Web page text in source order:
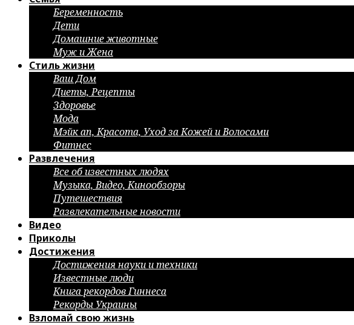
Беременность
Дети
Домашние животные
Муж и Жена
Стиль жизни
Ваш Дом
Диеты, Рецепты
Здоровье
Мода
Мэйк ап, Красота, Уход за Кожей и Волосами
Фитнес
Развлечения
Все об известных людях
Музыка, Видео, Кинообзоры
Путешествия
Развлекательные новости
Видео
Приколы
Достижения
Достижения науки и техники
Известные люди
Книга рекордов Гиннеса
Рекорды Украины
Взломай свою жизнь